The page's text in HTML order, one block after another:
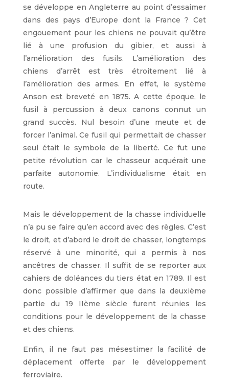
se développe en Angleterre au point d’essaimer
dans des pays d’Europe dont la France ? Cet
engouement pour les chiens ne pouvait qu’être
lié à une profusion du gibier, et aussi à
l’amélioration des fusils. L’amélioration des
chiens d’arrêt est très étroitement lié à
l’amélioration des armes. En effet, le système
Anson est breveté en 1875. A cette époque, le
fusil à percussion à deux canons connut un
grand succès. Nul besoin d’une meute et de
forcer l’animal. Ce fusil qui permettait de chasser
seul était le symbole de la liberté. Ce fut une
petite révolution car le chasseur acquérait une
parfaite autonomie. L’individualisme était en
route.
Mais le développement de la chasse individuelle
n’a pu se faire qu’en accord avec des règles. C’est
le droit, et d’abord le droit de chasser, longtemps
réservé à une minorité, qui a permis à nos
ancêtres de chasser. Il suffit de se reporter aux
cahiers de doléances du tiers état en 1789. Il est
donc possible d’affirmer que dans la deuxième
partie du 19 IIème siècle furent réunies les
conditions pour le développement de la chasse
et des chiens.
Enfin, il ne faut pas mésestimer la facilité de
déplacement offerte par le développement
ferroviaire.